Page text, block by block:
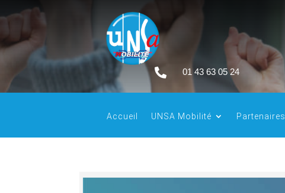
 01 43 63 05 24
Accueil UNSA Mobilité Partenaires